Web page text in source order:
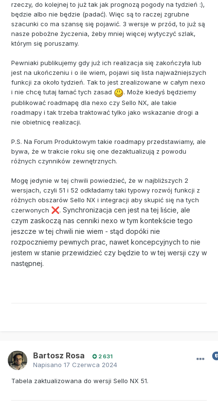
rzeczy, do kolejnej to już tak jak prognozą pogody na tydzień :),
będzie albo nie będzie (padać). Więc są to raczej zgrubne
szacunki co ma szansę się pojawić. 3 wersje w przód, to już są
nasze pobożne życzenia, żeby mniej więcej wytyczyć szlak,
którym się poruszamy.
Pewniaki publikujemy gdy już ich realizacja się zakończyła lub
jest na ukończeniu i o ile wiem, pojawi się lista najważniejszych
funkcji za około tydzień. Tak to jest zrealizowane w całym nexo
i nie chcę tutaj łamać tych zasad
. Może kiedyś będziemy
publikować roadmapę dla nexo czy Sello NX, ale takie
roadmapy i tak trzeba traktować tylko jako wskazanie drogi a
nie obietnicę realizacji.
P.S. Na Forum Produktowym takie roadmapy przedstawiamy, ale
bywa, że w trakcie roku się one dezaktualizują z powodu
różnych czynników zewnętrznych.
Mogę jedynie w tej chwili powiedzieć, że w najbliższych 2
wersjach, czyli 51 i 52 odkładamy taki typowy rozwój funkcji z
różnych obszarów Sello NX i integracji aby skupić się na tych
czerwonych ❌. Synchronizacja cen jest na tej liście, ale
czym zaskoczą nas cenniki nexo w tym kontekście tego
jeszcze w tej chwili nie wiem - stąd dopóki nie
rozpoczniemy pewnych prac, nawet koncepcyjnych to nie
jestem w stanie przewidzieć czy będzie to w tej wersji czy w
następnej.
Bartosz Rosa 2 631
Napisano 17 Czerwca 2024
Tabela zaktualizowana do wersji Sello NX 51.